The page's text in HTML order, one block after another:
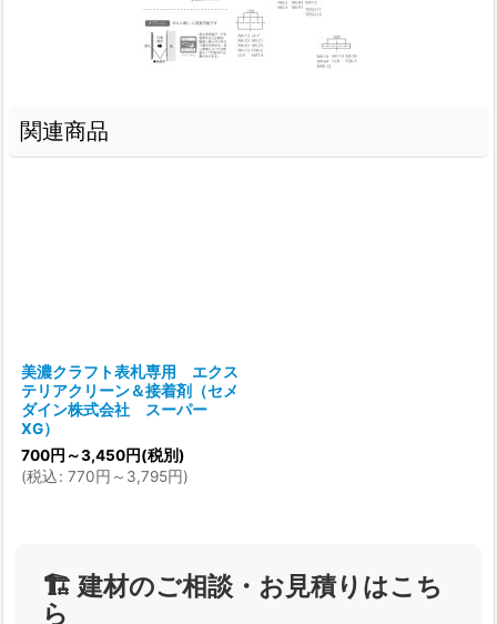
関連商品
美濃クラフト表札専用 エクス
テリアクリーン＆接着剤（セメ
ダイン株式会社 スーパー
XG）
700円 ～3,450円(税別)
(税込: 770円 ～3,795円)
🏗️ 建材のご相談・お見積りはこち
ら